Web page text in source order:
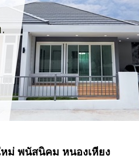
หม่ พนัสนิคม หนองเหียง